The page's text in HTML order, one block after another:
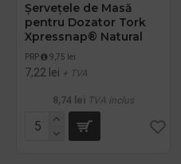
Șervețele de Masă
pentru Dozator Tork
Xpressnap® Natural
PRP 9,75 lei
7,22 lei + TVA
8,74 lei TVA inclus